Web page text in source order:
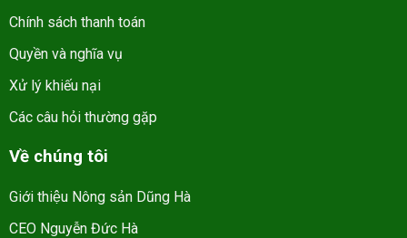
Chính sách thanh toán
Quyền và nghĩa vụ
Xử lý khiếu nại
Các câu hỏi thường gặp
Về chúng tôi
Giới thiệu Nông sản Dũng Hà
CEO Nguyễn Đức Hà